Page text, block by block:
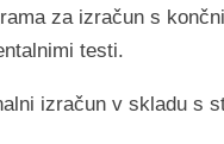
za izračun s
testi.
izračun v skladu s